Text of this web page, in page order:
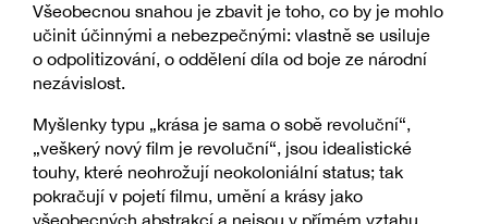
Všeobecnou snahou je zbavit je toho, co by je mohlo
učinit účinnými a nebezpečnými: vlastně se usiluje
o odpolitizování, o oddělení díla od boje ze národní
nezávislost.
Myšlenky typu „krása je sama o sobě revoluční“,
„veškerý nový film je revoluční“, jsou idealistické
touhy, které neohrožují neokoloniální status; tak
pokračují v pojetí filmu, umění a krásy jako
všeobecných abstrakcí a nejsou v přímém vztahu